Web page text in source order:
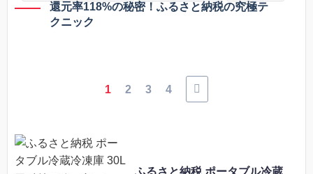
還元率118%の秘密！ふるさと納税の究極テ
クニック
1 2 3 4
ふるさと納税 ポータブル冷蔵